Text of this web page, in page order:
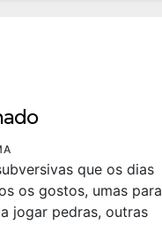
que os dias
os gostos, umas para
jogar pedras, outras